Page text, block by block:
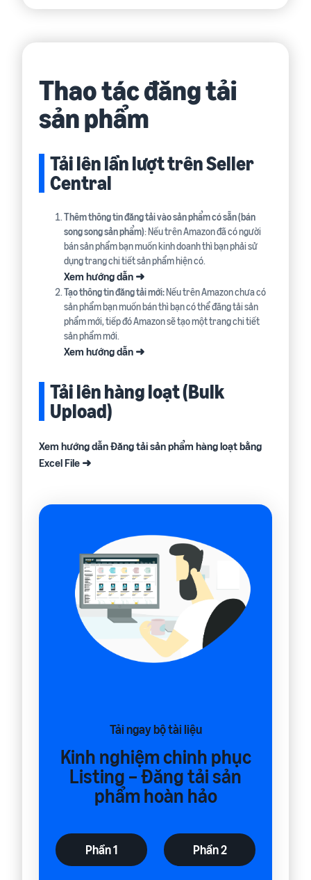
Thao tác đăng tải
sản phẩm
Tải lên lần lượt trên Seller
Central
Thêm thông tin đăng tải vào sản phẩm có sẵn (bán
song song sản phẩm): Nếu trên Amazon đã có người
bán sản phẩm bạn muốn kinh doanh thì bạn phải sử
dụng trang chi tiết sản phẩm hiện có.
Xem hướng dẫn ➜
Tạo thông tin đăng tải mới:Nếu trên Amazon chưa có
sản phẩm bạn muốn bán thì bạn có thể đăng tải sản
phẩm mới, tiếp đó Amazon sẽ tạo một trang chi tiết
sản phẩm mới.
Xem hướng dẫn ➜
Tải lên hàng loạt (Bulk
Upload)
Xem hướng dẫn Đăng tải sản phẩm hàng loạt bằng
Excel File ➜
Tải ngay bộ tài liệu
Kinh nghiệm chinh phục
Listing – Đăng tải sản
phẩm hoàn hảo
Phần 1 Phần 2